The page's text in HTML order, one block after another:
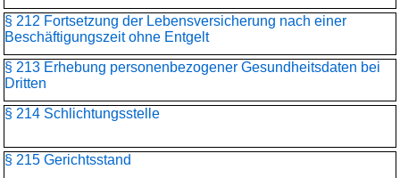
§ 212 Fortsetzung der Lebensversicherung nach einer
Beschäftigungszeit ohne Entgelt
§ 213 Erhebung personenbezogener Gesundheitsdaten bei
Dritten
§ 214 Schlichtungsstelle
§ 215 Gerichtsstand